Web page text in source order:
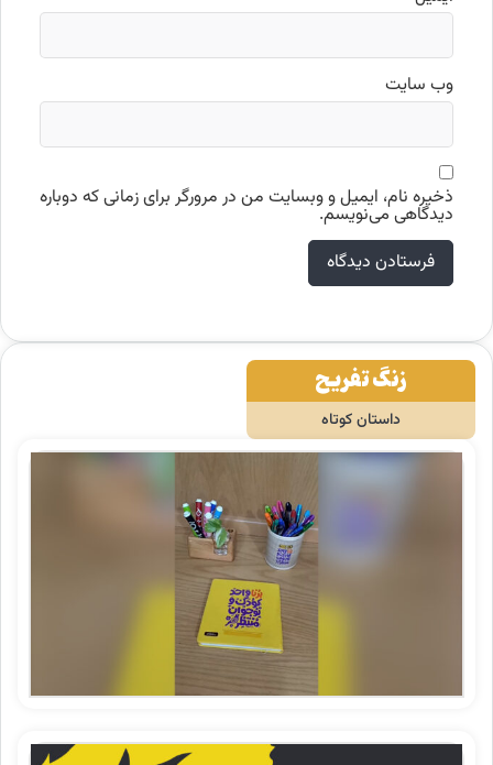
وب‌ سایت
ذخیره نام، ایمیل و وبسایت من در مرورگر برای زمانی که دوباره
دیدگاهی می‌نویسم.
زنگ تفریح
داستان کوتاه